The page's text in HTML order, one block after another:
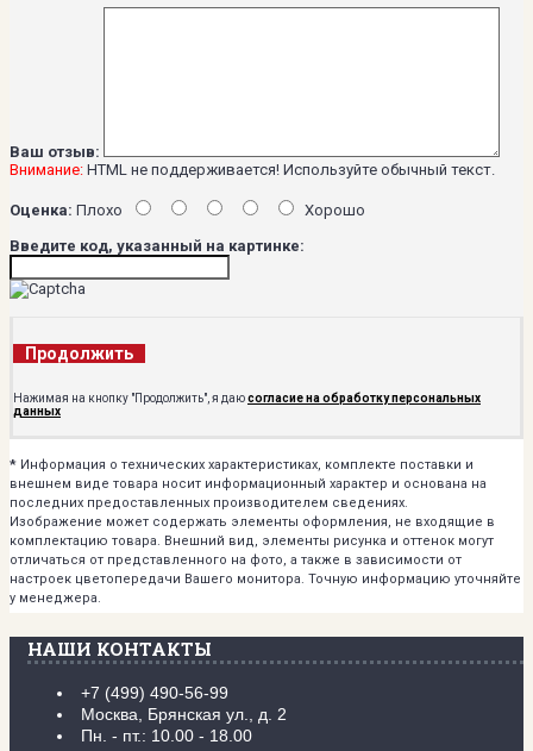
Ваш отзыв:
Внимание: HTML не поддерживается! Используйте обычный текст.
Оценка: Плохо
Хорошо
Введите код, указанный на картинке:
Продолжить
Нажимая на кнопку "Продолжить", я даюсогласие на обработку персональных
данных
* Информация о технических характеристиках, комплекте поставки и
внешнем виде товара носит информационный характер и основана на
последних предоставленных производителем сведениях.
Изображение может содержать элементы оформления, не входящие в
комплектацию товара. Внешний вид, элементы рисунка и оттенок могут
отличаться от представленного на фото, а также в зависимости от
настроек цветопередачи Вашего монитора. Точную информацию уточняйте
у менеджера.
НАШИ КОНТАКТЫ
+7 (499) 490-56-99
Москва, Брянская ул., д. 2
Пн. - пт.: 10.00 - 18.00